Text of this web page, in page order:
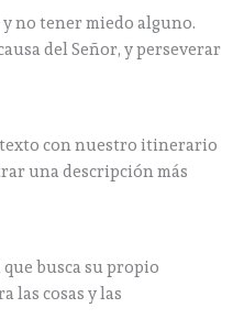
no tener miedo alguno.
del Señor, y perseverar
con nuestro itinerario
una descripción más
busca su propio
las cosas y las